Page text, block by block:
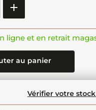
ligne et en retrait
au panier
Vérifier votre